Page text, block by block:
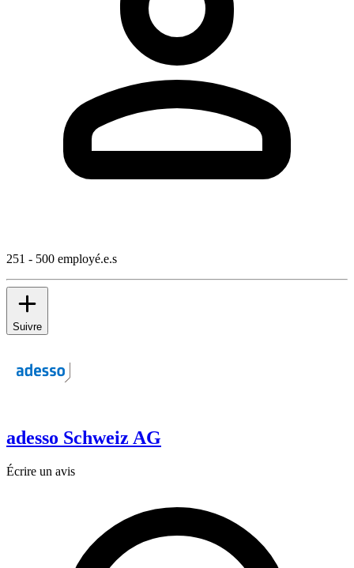
251 - 500 employé.e.s
Suivre
adesso Schweiz AG
Écrire un avis